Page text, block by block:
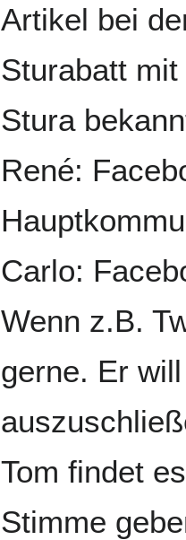
Artikel bei
Sturabatt
Stura
René:
Carlo:
Wenn z.B.
gerne. Er
Tom findet
Stimme